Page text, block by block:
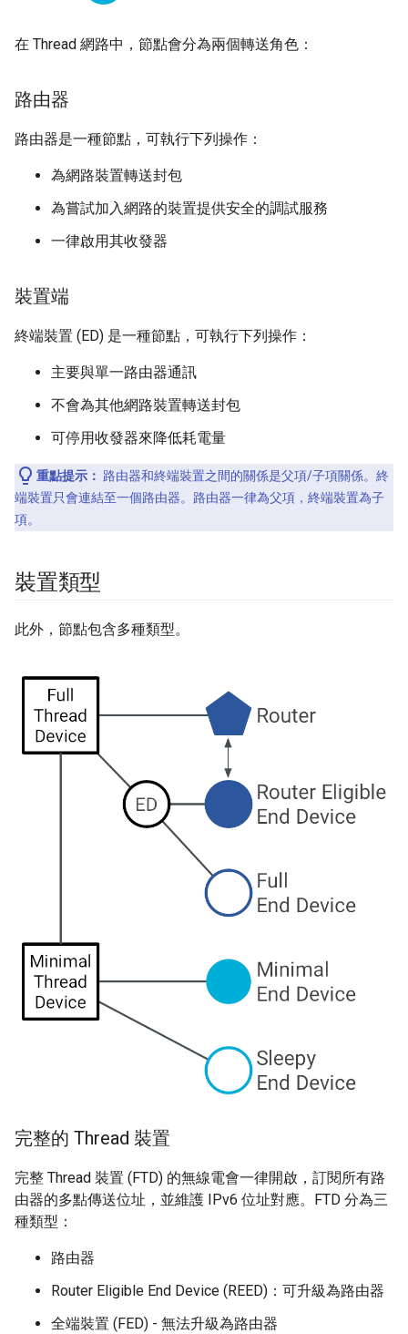
在 Thread 網路中，節點會分為兩個轉送角色：
路由器
路由器是一種節點，可執行下列操作：
為網路裝置轉送封包
為嘗試加入網路的裝置提供安全的調試服務
一律啟用其收發器
裝置端
終端裝置 (ED) 是一種節點，可執行下列操作：
主要與單一路由器通訊
不會為其他網路裝置轉送封包
可停用收發器來降低耗電量
重點提示： 路由器和終端裝置之間的關係是父項/子項關係。終
端裝置只會連結至一個路由器。路由器一律為父項，終端裝置為子
項。
裝置類型
此外，節點包含多種類型。
完整的 Thread 裝置
完整 Thread 裝置 (FTD) 的無線電會一律開啟，訂閱所有路
由器的多點傳送位址，並維護 IPv6 位址對應。FTD 分為三
種類型：
路由器
Router Eligible End Device (REED)：可升級為路由器
全端裝置 (FED) - 無法升級為路由器